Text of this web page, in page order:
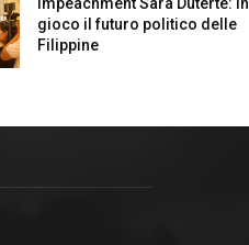
gioco il futuro politico delle
Filippine